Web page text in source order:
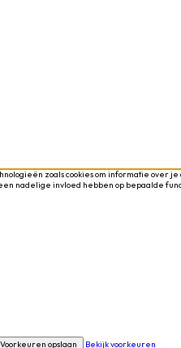
zoals cookies om informatie over
nadelige invloed hebben op bepaalde
Voorkeuren opslaan
Bekijk voorkeuren